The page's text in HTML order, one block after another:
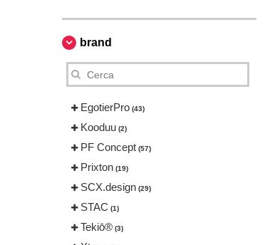
brand
EgotierPro (43)
Kooduu (2)
PF Concept (57)
Prixton (19)
SCX.design (29)
STAC (1)
Tekiō® (3)